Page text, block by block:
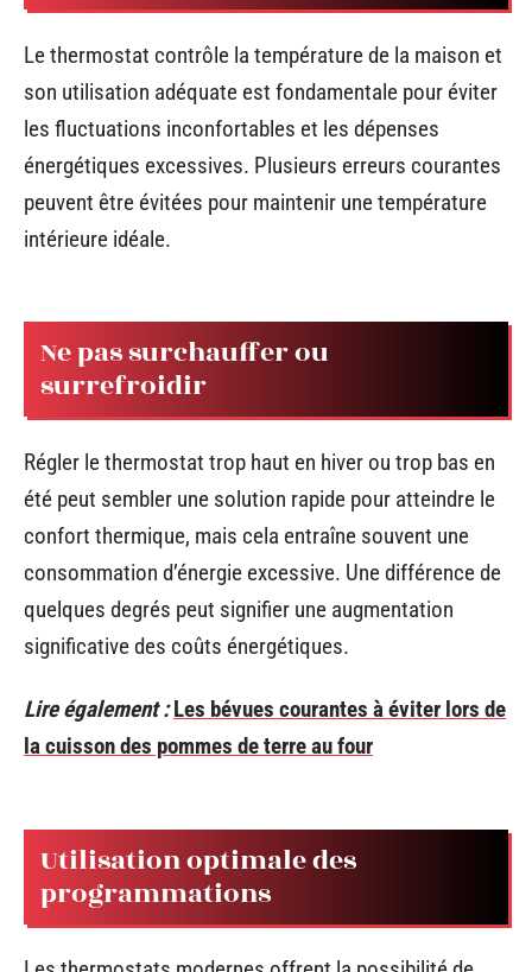
Le thermostat contrôle la température de la maison et
son utilisation adéquate est fondamentale pour éviter
les fluctuations inconfortables et les dépenses
énergétiques excessives. Plusieurs erreurs courantes
peuvent être évitées pour maintenir une température
intérieure idéale.
Ne pas surchauffer ou
surrefroidir
Régler le thermostat trop haut en hiver ou trop bas en
été peut sembler une solution rapide pour atteindre le
confort thermique, mais cela entraîne souvent une
consommation d’énergie excessive. Une différence de
quelques degrés peut signifier une augmentation
significative des coûts énergétiques.
Lire également : Les bévues courantes à éviter lors de
la cuisson des pommes de terre au four
Utilisation optimale des
programmations